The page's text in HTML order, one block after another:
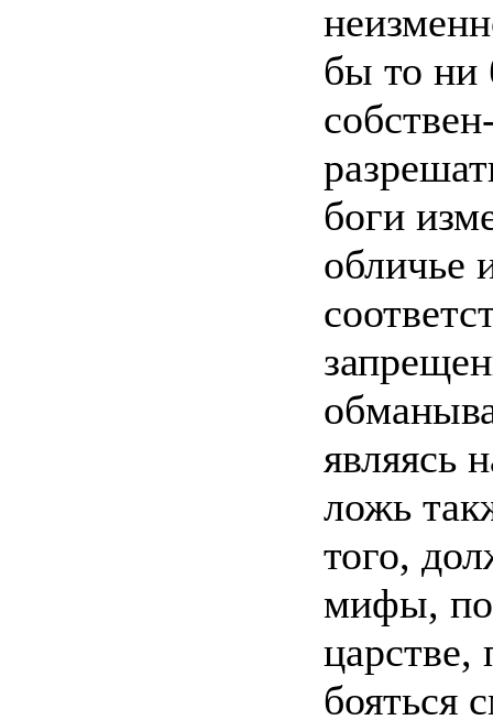
бы то ни
боги
обличье
являясь
ложь
того,
мифы,
царстве,
бояться